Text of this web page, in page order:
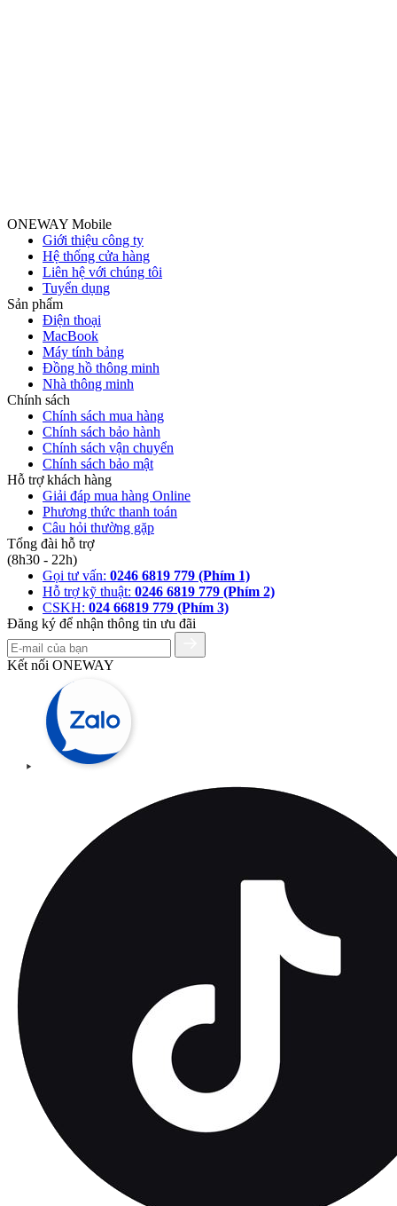
ONEWAY Mobile
Giới thiệu công ty
Hệ thống cửa hàng
Liên hệ với chúng tôi
Tuyển dụng
Sản phẩm
Điện thoại
MacBook
Máy tính bảng
Đồng hồ thông minh
Nhà thông minh
Chính sách
Chính sách mua hàng
Chính sách bảo hành
Chính sách vận chuyển
Chính sách bảo mật
Hỗ trợ khách hàng
Giải đáp mua hàng Online
Phương thức thanh toán
Câu hỏi thường gặp
Tổng đài hỗ trợ
(8h30 - 22h)
Gọi tư vấn: 0246 6819 779 (Phím 1)
Hỗ trợ kỹ thuật: 0246 6819 779 (Phím 2)
CSKH: 024 66819 779 (Phím 3)
Đăng ký để nhận thông tin ưu đãi
Kết nối ONEWAY